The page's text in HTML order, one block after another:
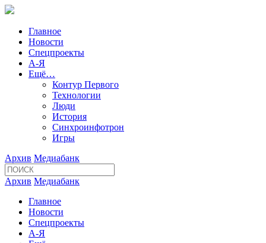
Главное
Новости
Спецпроекты
А-Я
Ещё…
Контур Первого
Технологии
Люди
История
Синхроинфотрон
Игры
Архив Медиабанк
Архив Медиабанк
Главное
Новости
Спецпроекты
А-Я